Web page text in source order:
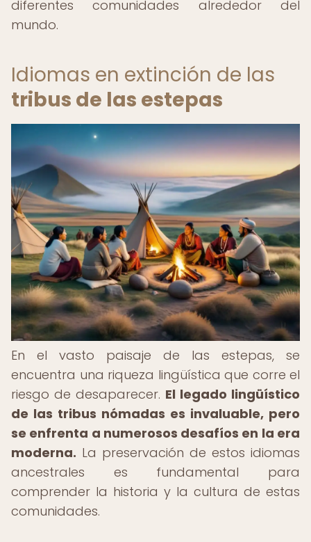
diferentes comunidades alrededor del
mundo.
Idiomas en extinción de las
tribus de las estepas
En el vasto paisaje de las estepas, se
encuentra una riqueza lingüística que corre el
riesgo de desaparecer. El legado lingüístico
de las tribus nómadas es invaluable, pero
se enfrenta a numerosos desafíos en la era
moderna. La preservación de estos idiomas
ancestrales es fundamental para
comprender la historia y la cultura de estas
comunidades.